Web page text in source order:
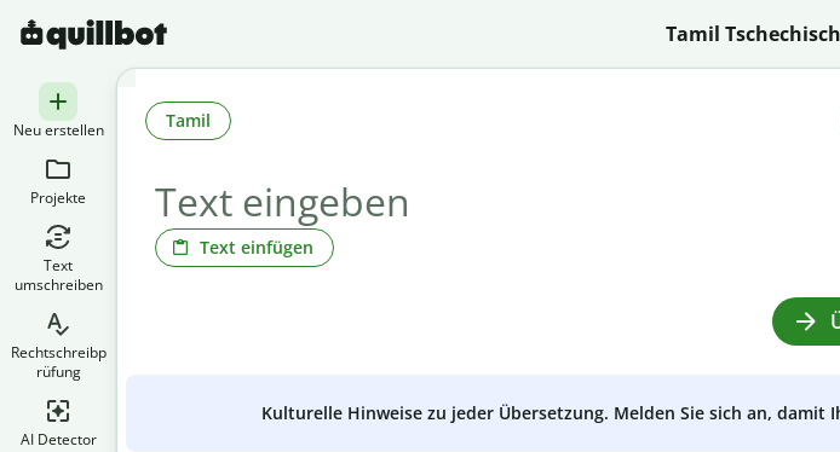
Tamil
Neu erstellen
Projekte
Text
umschreiben
Rechtschreibp
rüfung
AI Detector
Text einfügen
Tamil
Kulturelle Hinweise zu jeder Übersetzung. Melden Sie sich an,